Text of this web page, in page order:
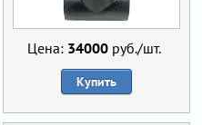
Цена: 34000 руб./шт.
Купить